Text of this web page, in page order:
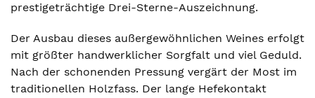
prestigeträchtige Drei-Sterne-Auszeichnung.
Der Ausbau dieses außergewöhnlichen Weines erfolgt
mit größter handwerklicher Sorgfalt und viel Geduld.
Nach der schonenden Pressung vergärt der Most im
traditionellen Holzfass. Der lange Hefekontakt